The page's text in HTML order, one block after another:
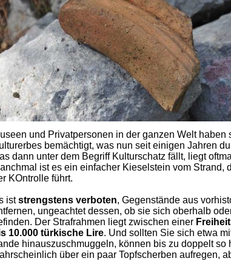
und Privatpersonen in der ganzen Welt
bemächtigt, was nun seit einigen Jahren
dann unter dem Begriff Kulturschatz fällt, liegt
ist es ein einfacher Kieselstein vom
KOntrolle führt.
iststrengstens verboten, Gegenstände aus
ungeachtet dessen, ob sie sich oberhalb
Der Strafrahmen liegt zwischen einer
10.000 türkische Lire. Und sollten Sie sich etwa
hinauszuschmuggeln, können bis zu doppelt
über ein paar Topfscherben aufregen,